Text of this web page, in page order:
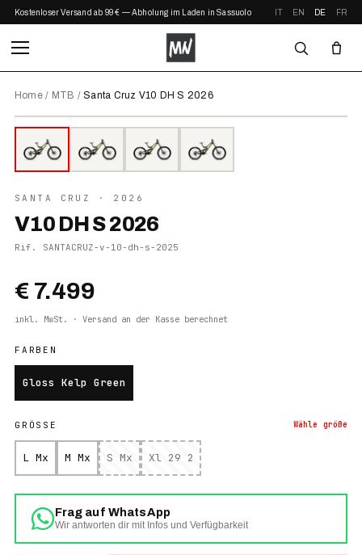
Kostenloser Versand ab 99 € — Abholung im Laden in Sassuolo IT EN DE FR
Home/ MTB / Santa Cruz V10 DH S 2026
2026 AUF LAGER
SANTA CRUZ · 2026
V10 DH S 2026
Rif. SANTACRUZ-v-10-dh-s-2025
€ 7.499
inkl. MwSt. · Versand an der Kasse berechnet
FARBEN
Gloss Kelp Green
GRÖSSE Wähle größe
L Mx M Mx S Mx Xl 29 2
Frag auf WhatsApp
Wir antworten dir mit Infos und Verfügbarkeit